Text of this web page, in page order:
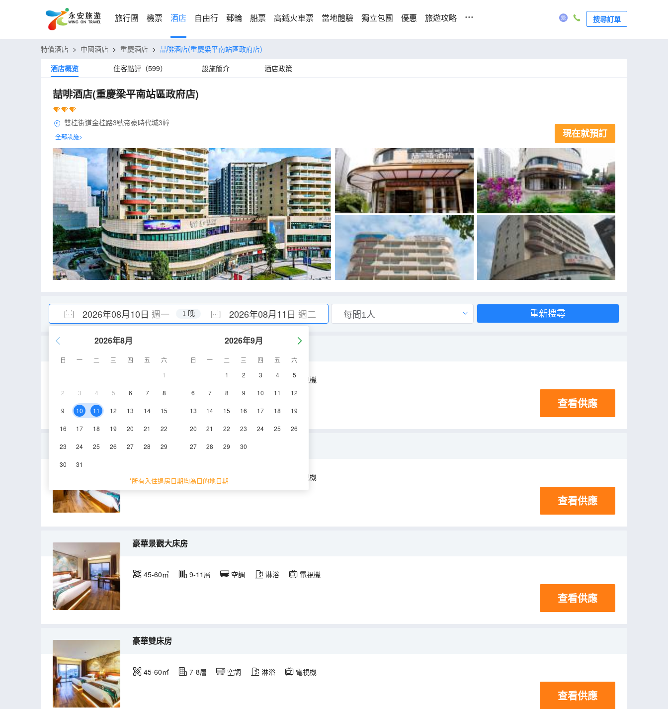
旅行團 機票 酒店 自由行 郵輪 船票 高鐵火車票 當地體驗 獨立包團 優惠 旅遊攻略 ... 搜尋訂單
特價酒店 > 中國酒店 > 重慶酒店 > 喆啡酒店(重慶梁平南站區政府店)
酒店概览
住客點評（599） 設施簡介 酒店政策
喆啡酒店(重慶梁平南站區政府店)
雙桂街道金桂路3號帝豪時代城3幢
全部設施> 現在就預訂
2026年08月10日 週一 2026年08月11日 週二
1 晚
2026年8月
日 一 二 三 四 五
六
1
2 3 4 5 6 7 8
9 10 11 12 13 14 15
16 17 18 19 20 21 22
23 24 25 26 27 28 29
30 31
2026年9月
日 一 二 三 四 五
六
1
2 3 4 5
6 7 8 9 10 11 12
13 14 15 16 17 18 19
20 21 22 23 24 25 26
27 28 29 30
*所有入住退房日期均為目的地日期
重新搜尋
45-55㎡ 空調 淋浴 電視機
查看供應
標準雙床房
30-45㎡ 5-6層 空調 電視機
查看供應
豪華景觀大床房
45-60㎡ 9-11層 空調 淋浴 電視機
查看供應
豪華雙床房
45-60㎡ 7-8層 空調 淋浴 電視機
查看供應